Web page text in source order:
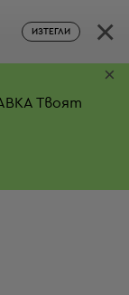
ИЗТЕГЛИ ×
Твоят
×